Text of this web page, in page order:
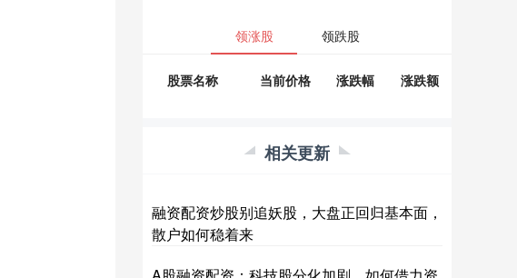
领涨股 领跌股
股票名称 当前价格 涨跌幅 涨跌额
相关更新
融资配资炒股别追妖股，大盘正回归基本面，
散户如何稳着来